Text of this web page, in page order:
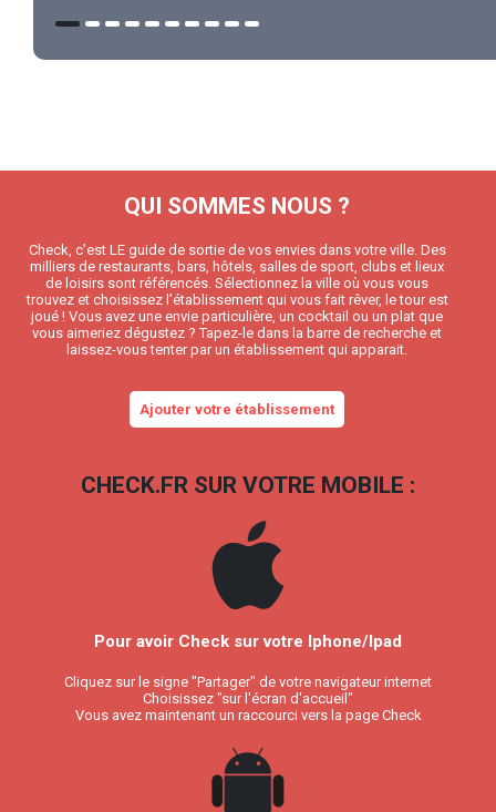
QUI SOMMES NOUS ?
Check, c’est LE guide de sortie de vos envies dans votre ville. Des
milliers de restaurants, bars, hôtels, salles de sport, clubs et lieux
de loisirs sont référencés. Sélectionnez la ville où vous vous
trouvez et choisissez l’établissement qui vous fait rêver, le tour est
joué ! Vous avez une envie particulière, un cocktail ou un plat que
vous aimeriez dégustez ? Tapez-le dans la barre de recherche et
laissez-vous tenter par un établissement qui apparait.
Ajouter votre établissement
CHECK.FR SUR VOTRE MOBILE :
Pour avoir Check sur votre Iphone/Ipad
Cliquez sur le signe "Partager" de votre navigateur internet
Choisissez "sur l'écran d'accueil"
Vous avez maintenant un raccourci vers la page Check